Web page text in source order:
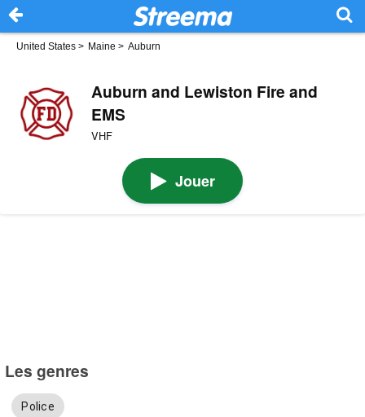
United States > Maine > Auburn
Auburn and Lewiston Fire and
EMS
VHF
Jouer
Les genres
Police